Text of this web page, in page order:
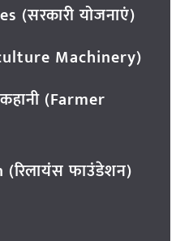
(सरकारी योजनाएं)
Machinery)
(Farmer
फाउंडेशन)